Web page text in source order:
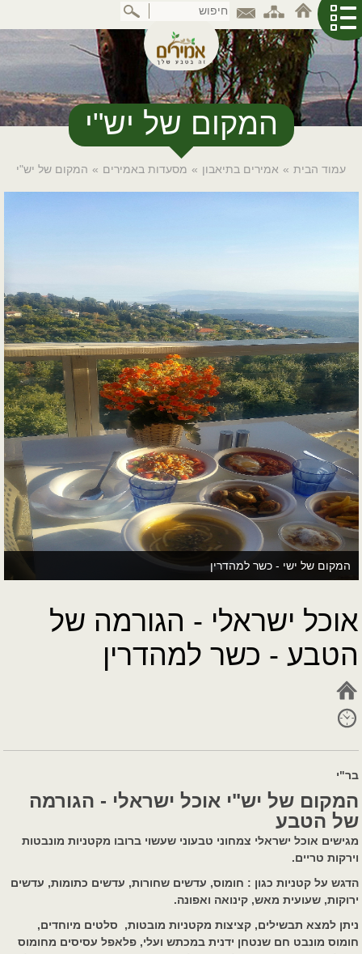
לתוכן
המרכזי
המקום של יש"י
עמוד הבית » אמירים בתיאבון » מסעדות באמירים » המקום של יש"י
המקום של ישי - כשר למהדרין
אוכל ישראלי - הגורמה של
הטבע - כשר למהדרין
בר"י
המקום של יש"י אוכל ישראלי - הגורמה
של הטבע
מגישים אוכל ישראלי צמחוני טבעוני שעשוי ברובו מקטניות מונבטות
וירקות טריים.
הדגש על קטניות כגון : חומוס, עדשים שחורות, עדשים כתומות, עדשים
ירוקות, שעועית מאש, קינואה ואפונה.
ניתן למצא תבשילים, קציצות מקטניות מובטות, סלטים מיוחדים,
חומוס מונבט חם שנטחן ידנית במכתש ועלי, פלאפל עסיסים מחומוס